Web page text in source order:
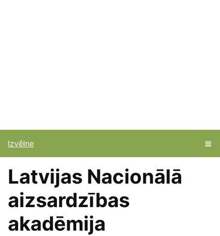
Izvēlne
Latvijas Nacionālā
aizsardzības
akadēmija